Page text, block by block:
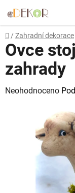
na
obsah
Domů
/ Zahradní dekorace
Ovce
zahrady
Průměrné
Neohodnoceno